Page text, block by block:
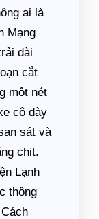
ai là
Mạng
dài
cắt
một nét
cộ dày
sát và
chịt.
Lạnh
thông